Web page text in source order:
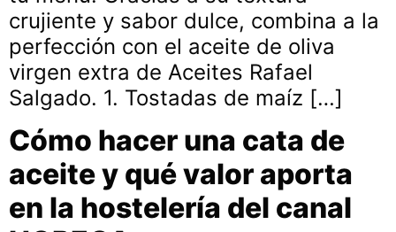
crujiente y sabor dulce, combina a la
perfección con el aceite de oliva
virgen extra de Aceites Rafael
Salgado. 1. Tostadas de maíz […]
Cómo hacer una cata de
aceite y qué valor aporta
en la hostelería del canal